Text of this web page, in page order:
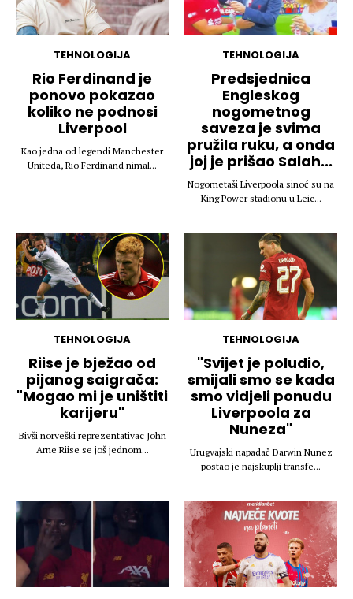
TEHNOLOGIJA
Rio Ferdinand je
ponovo pokazao
koliko ne podnosi
Liverpool
Kao jedna od legendi Manchester
Uniteda, Rio Ferdinand nimal...
TEHNOLOGIJA
Predsjednica
Engleskog
nogometnog
saveza je svima
pružila ruku, a onda
joj je prišao Salah...
Nogometaši Liverpoola sinoć su na
King Power stadionu u Leic...
TEHNOLOGIJA
Riise je bježao od
pijanog saigrača:
"Mogao mi je uništiti
karijeru"
Bivši norveški reprezentativac John
Arne Riise se još jednom...
TEHNOLOGIJA
"Svijet je poludio,
smijali smo se kada
smo vidjeli ponudu
Liverpoola za
Nuneza"
Urugvajski napadač Darwin Nunez
postao je najskuplji transfe...